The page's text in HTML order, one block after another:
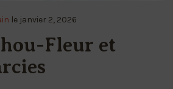
le janvier 2, 2026
Fleur et